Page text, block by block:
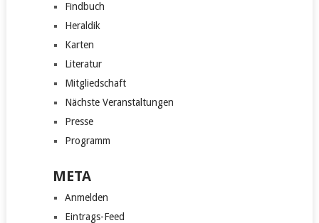
Findbuch
Heraldik
Karten
Literatur
Mitgliedschaft
Nächste Veranstaltungen
Presse
Programm
META
Anmelden
Eintrags-Feed